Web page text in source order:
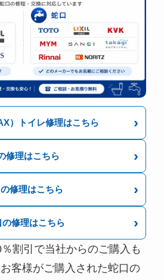
）トイレ修理はこちら ›
修理はこちら ›
修理はこちら ›
修理はこちら ›
割引で当社からのご購入も
客様がご購入された蛇口の